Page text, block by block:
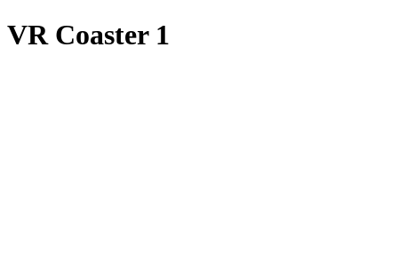
VR Coaster 1